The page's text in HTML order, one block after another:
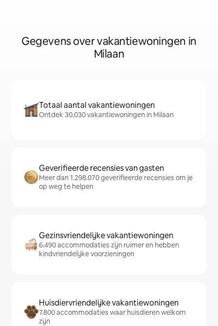
Gegevens over vakantiewoningen in
Milaan
Totaal aantal vakantiewoningen
Ontdek 30.030 vakantiewoningen in Milaan
Geverifieerde recensies van gasten
Meer dan 1.298.070 geverifieerde recensies om je
op weg te helpen
Gezinsvriendelijke vakantiewoningen
6.490 accommodaties zijn ruimer en hebben
kindvriendelijke voorzieningen
Huisdiervriendelijke vakantiewoningen
7.800 accommodaties waar huisdieren welkom
zijn